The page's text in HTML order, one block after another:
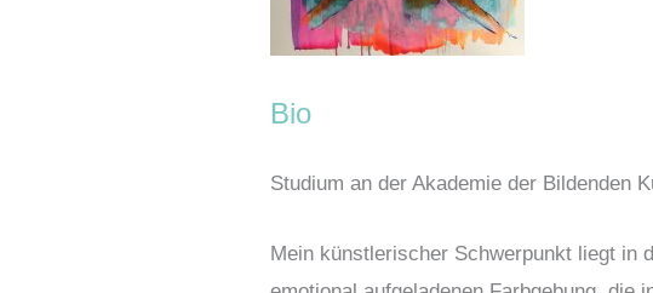
Bio
Studium an der Akademie der Bildenden
Mein künstlerischer Schwerpunkt liegt in